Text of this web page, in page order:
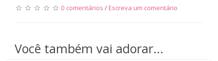
0 comentários / Escreva um comentário
Você também vai adorar...